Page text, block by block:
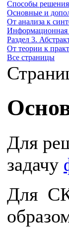
Способы
Основные и
От анализа к
Раздел 3.
От теории к
Все страницы
Для
задачу
Для